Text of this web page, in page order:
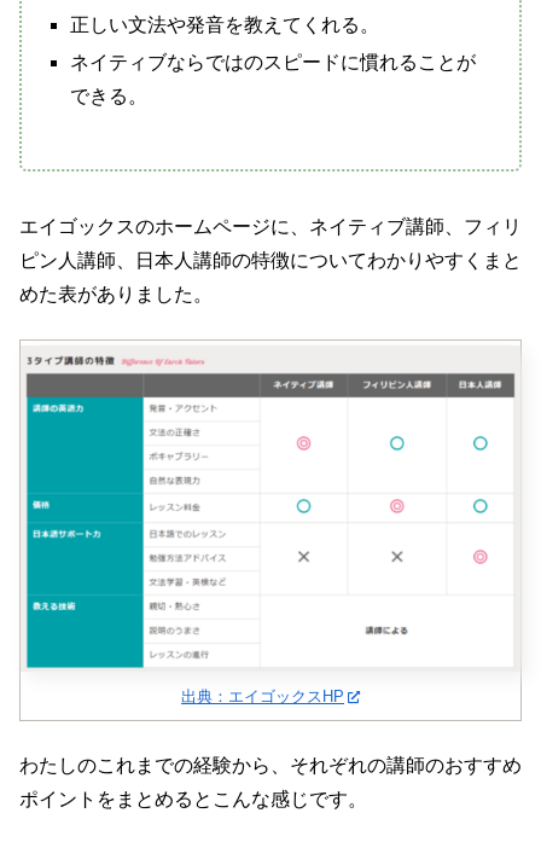
正しい文法や発音を教えてくれる。
ネイティブならではのスピードに慣れることが
できる。
エイゴックスのホームページに、ネイティブ講師、フィリ
ピン人講師、日本人講師の特徴についてわかりやすくまと
めた表がありました。
出典：エイゴックスHP
わたしのこれまでの経験から、それぞれの講師のおすすめ
ポイントをまとめるとこんな感じです。